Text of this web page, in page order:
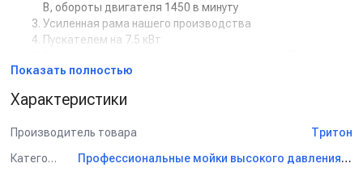
В, обороты двигателя 1450 в минуту
Усиленная рама нашего производства
Пускателем на 7.5 кВт
Дополнительная комплектация:
Манометр
до 50 сек)
Кнопкой на 12В для установки на стену.
Показать полностью
Характеристики
Производитель товара
Тритон
Категория
Профессиональные мойки высокого давления Тритон